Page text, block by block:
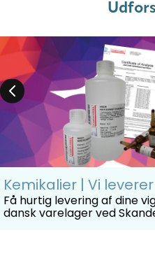
Kemikalier | Vi
Få hurtig levering af dine
dansk varelager ved